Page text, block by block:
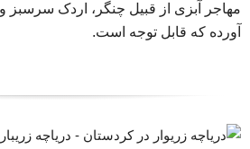
مهاجر آبزی از قبیل چنگر، اردک
آورده که قابل توجه است.